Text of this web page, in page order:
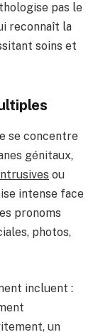
pas le
reconnaît la
soins et
se concentre
génitaux,
ou
intense face
pronoms
photos,
incluent :
un